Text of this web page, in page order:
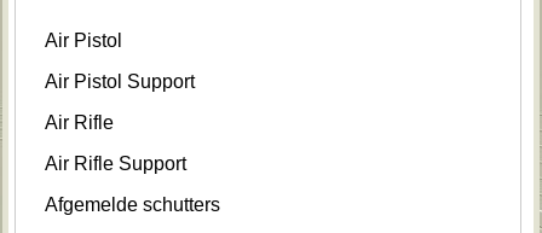
Air Pistol
Air Pistol Support
Air Rifle
Air Rifle Support
Afgemelde schutters